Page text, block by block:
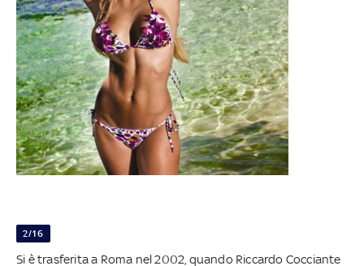
2/16
Si è trasferita a Roma nel 2002, quando Riccardo Cocciante